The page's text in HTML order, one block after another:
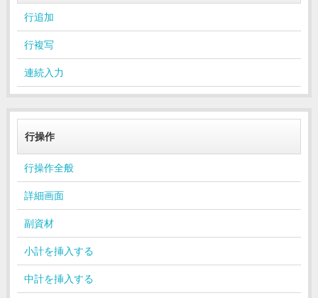
行追加
行複写
連続入力
行操作
行操作全般
詳細画面
副資材
小計を挿入する
中計を挿入する